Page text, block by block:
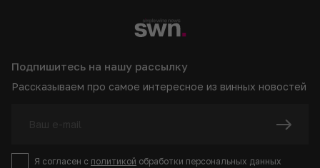
Подпишитесь на нашу рассылку
Рассказываем про самое интересное из винных новостей
Я согласен с политикой обработки персональных данных